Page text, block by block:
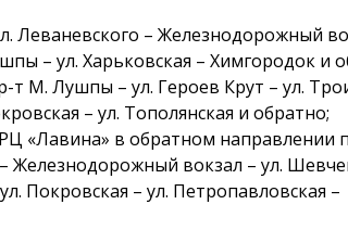
Леваневского – Железнодорожный
– ул. Харьковская – Химгородок и
т М. Лушпы – ул. Героев Крут – ул.
– ул. Тополянская и обратно;
«Лавина» в обратном направлении
Железнодорожный вокзал – ул.
Покровская – ул. Петропавловская –